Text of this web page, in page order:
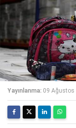
Yayınlanma: 09 Ağustos